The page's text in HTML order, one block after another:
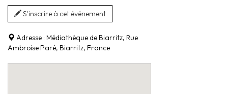
S'inscrire à cet événement
Adresse : Médiathèque de Biarritz, Rue
Ambroise Paré, Biarritz, France